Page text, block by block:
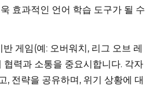
효과적인 언어 학습 도구가 될 수
반 게임(예: 오버워치, 리그 오브 레
협력과 소통을 중요시합니다. 각자
, 전략을 공유하며, 위기 상황에 대